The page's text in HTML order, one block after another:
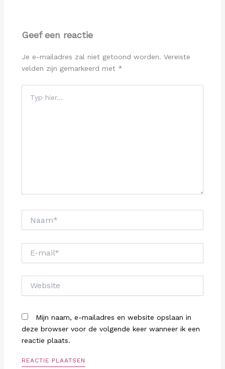
Geef een reactie
Je e-mailadres zal niet getoond worden. Vereiste
velden zijn gemarkeerd met *
hier...
mail*
Mijn naam, e-mailadres en website opslaan in
deze browser voor de volgende keer wanneer ik een
reactie plaats.